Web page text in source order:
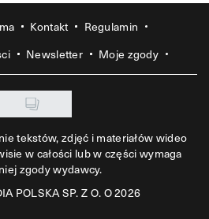
Kontakt
Regulamin
Newsletter Moje zgody
tekstów, zdjęć i materiałów wideo
w całości lub w części wymaga
zgody wydawcy.
POLSKA SP. Z O. O 2026